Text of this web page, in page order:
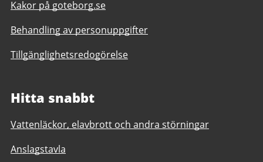
Kakor på goteborg.se
Behandling av personuppgifter
Tillgänglighetsredogörelse
Hitta snabbt
Vattenläckor, elavbrott och andra störningar
Anslagstavla